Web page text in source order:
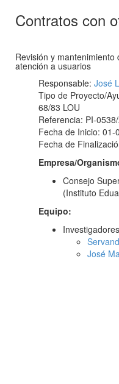
Contratos con
Revisión y mantenimiento
atención a usuarios
Responsable: José
Tipo de Proyecto/
68/83 LOU
Referencia: PI-
Fecha de Inicio: 01-
Fecha de
Empresa/
Consejo
(Instituto
Equipo:
José